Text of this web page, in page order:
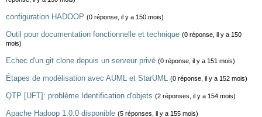
configuration HADOOP (0 réponse, il y a 150 mois)
Outil pour documentation fonctionnelle et technique (0 réponse, il y a 150
mois)
Echec d'un git clone depuis un serveur privé (0 réponse, il y a 151 mois)
Étapes de modélisation avec AUML et StarUML (0 réponse, il y a 152 mois)
QTP [UFT]: problème Identification d'objets (2 réponses, il y a 154 mois)
Apache Hadoop 1.0.0 disponible (5 réponses, il y a 155 mois)